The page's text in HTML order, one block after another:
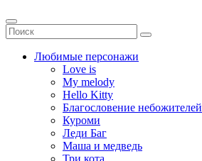
Любимые персонажи
Love is
My melody
Hello Kitty
Благословение небожителей
Куроми
Леди Баг
Маша и медведь
Три кота